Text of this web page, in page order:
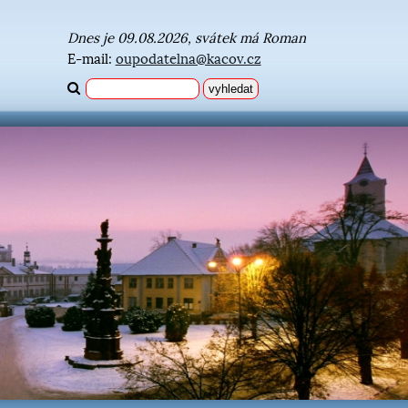
Dnes je 09.08.2026, svátek má Roman
E-mail: oupodatelna@kacov.cz